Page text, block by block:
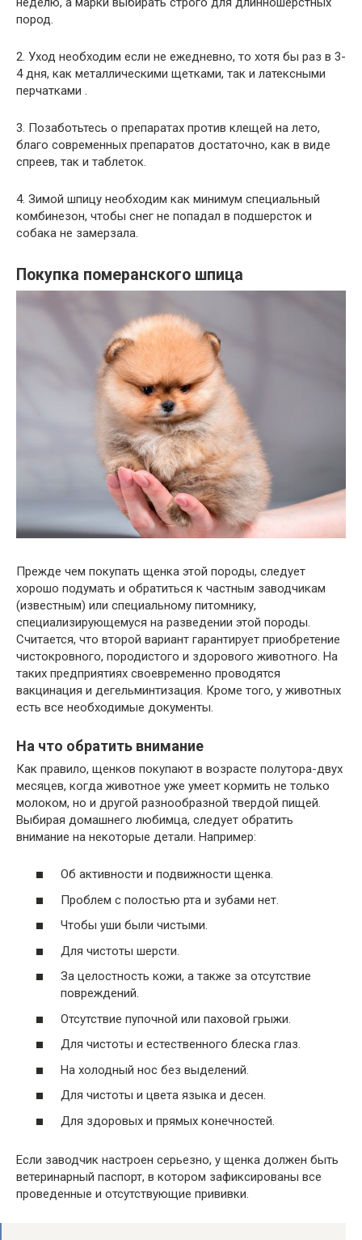
пород.
2. Уход необходим если не ежедневно, то хотя бы раз в 3-
4 дня, как металлическими щетками, так и латексными
перчатками .
3. Позаботьтесь о препаратах против клещей на лето,
благо современных препаратов достаточно, как в виде
спреев, так и таблеток.
4. Зимой шпицу необходим как минимум специальный
комбинезон, чтобы снег не попадал в подшерсток и
собака не замерзала.
Покупка померанского шпица
Прежде чем покупать щенка этой породы, следует
хорошо подумать и обратиться к частным заводчикам
(известным) или специальному питомнику,
специализирующемуся на разведении этой породы.
Считается, что второй вариант гарантирует приобретение
чистокровного, породистого и здорового животного. На
таких предприятиях своевременно проводятся
вакцинация и дегельминтизация. Кроме того, у животных
есть все необходимые документы.
На что обратить внимание
Как правило, щенков покупают в возрасте полутора-двух
месяцев, когда животное уже умеет кормить не только
молоком, но и другой разнообразной твердой пищей.
Выбирая домашнего любимца, следует обратить
внимание на некоторые детали. Например:
Об активности и подвижности щенка.
Проблем с полостью рта и зубами нет.
Чтобы уши были чистыми.
Для чистоты шерсти.
За целостность кожи, а также за отсутствие
повреждений.
Отсутствие пупочной или паховой грыжи.
Для чистоты и естественного блеска глаз.
На холодный нос без выделений.
Для чистоты и цвета языка и десен.
Для здоровых и прямых конечностей.
Если заводчик настроен серьезно, у щенка должен быть
ветеринарный паспорт, в котором зафиксированы все
проведенные и отсутствующие прививки.